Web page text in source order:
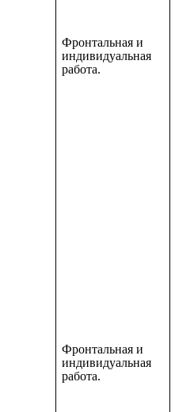
Фронтальная и
индивидуальная
работа.
Фронтальная и
индивидуальная
работа.